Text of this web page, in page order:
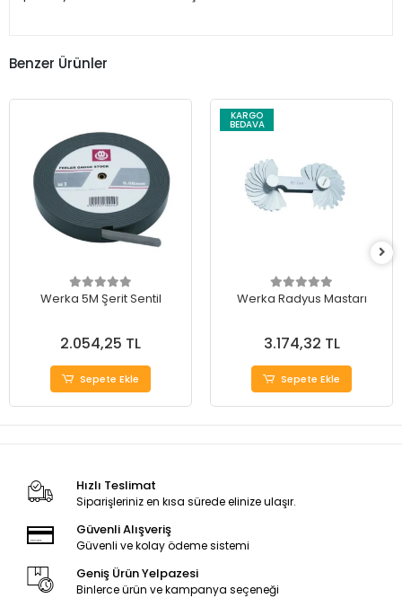
Benzer Ürünler
Werka 5M Şerit Sentil
2.054,25 TL
Sepete Ekle
KARGO
BEDAVA
Werka Radyus Mastarı
3.174,32 TL
Sepete Ekle
Hızlı Teslimat
Siparişleriniz en kısa sürede elinize ulaşır.
Güvenli Alışveriş
Güvenli ve kolay ödeme sistemi
Geniş Ürün Yelpazesi
Binlerce ürün ve kampanya seçeneği